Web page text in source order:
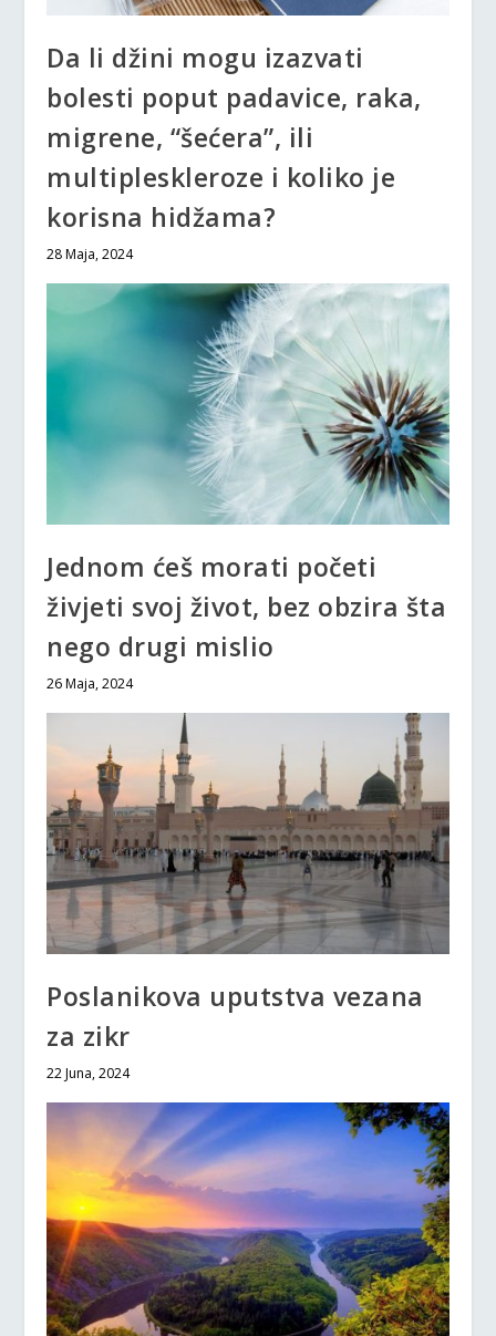
Da li džini mogu izazvati
bolesti poput padavice, raka,
migrene, “šećera”, ili
multipleskleroze i koliko je
korisna hidžama?
28 Maja, 2024
Jednom ćeš morati početi
živjeti svoj život, bez obzira šta
nego drugi mislio
26 Maja, 2024
Poslanikova uputstva vezana
za zikr
22 Juna, 2024